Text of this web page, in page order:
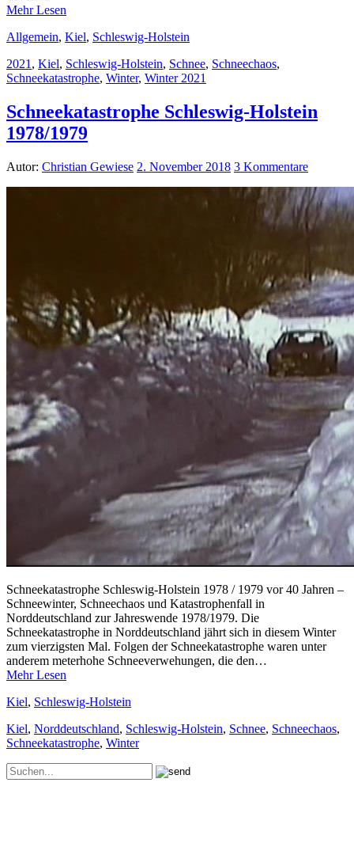
Mehr Lesen
Allgemein, Kiel, Schleswig-Holstein
2021 , Kiel, Schleswig-Holstein, Schnee, Schneechaos,
Schneekatastrophe, Winter, Winter 2021
Schneekatastrophe Schleswig-Holstein
1978/1979
Autor: Christian Gewiese 2. November 2018 3 Kommentare
Schneekatastrophe Schleswig-Holstein 1978 / 1979 vor 40 Jahren –
Schneewinter, Schneechaos und Katastrophenfall in
Norddeutschland zur Jahreswende 1978/1979. Die
Schneekatastrophe in Norddeutschland jährt sich in diesem Winter
zum vierzigsten Mal. Folgen der Schneekatastrophe waren unter
anderem meterhohe Schneeverwehungen, die den…
Mehr Lesen
Kiel, Schleswig-Holstein
Kiel, Norddeutschland, Schleswig-Holstein, Schnee, Schneechaos,
Schneekatastrophe, Winter